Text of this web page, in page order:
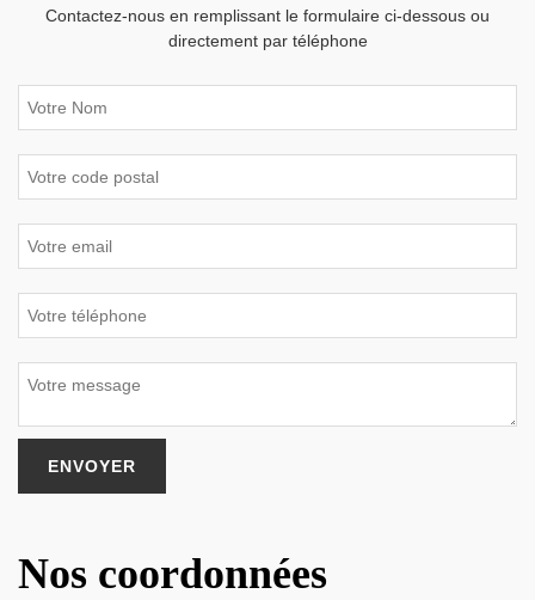
Contactez-nous en remplissant le formulaire ci-dessous ou
directement par téléphone
Nos coordonnées